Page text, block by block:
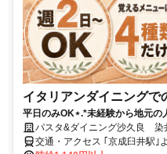
イタリアンダイニングで
平日のみOK⋆.*未経験から地元の
パスタ&ダイニング沙久良 染
交通・アクセス ｢京成臼井駅｣